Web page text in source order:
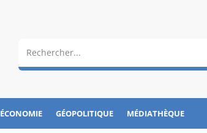
ÉCONOMIE GÉOPOLITIQUE MÉDIATHÈQUE